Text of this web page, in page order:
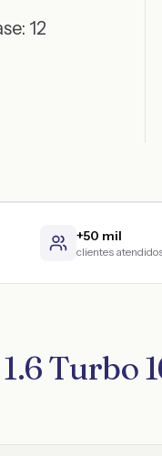
12
+50 mil
clientes
Turbo